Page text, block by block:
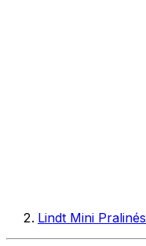
Lindt Mini Pralinés